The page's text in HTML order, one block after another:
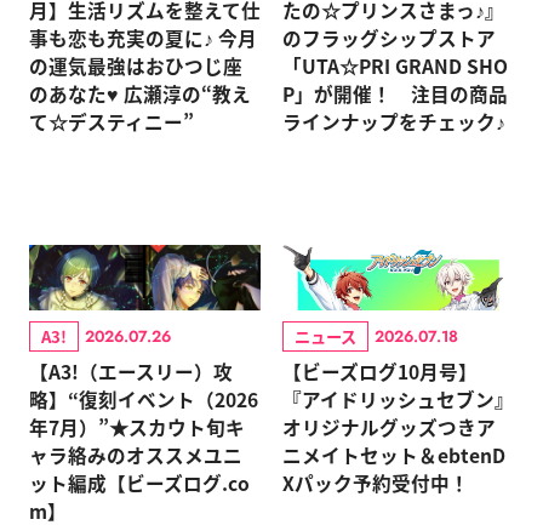
月】生活リズムを整えて仕
事も恋も充実の夏に♪ 今月
の運気最強はおひつじ座
のあなた♥ 広瀬淳の“教え
て☆デスティニー”
たの☆プリンスさまっ♪』
のフラッグシップストア
「UTA☆PRI GRAND SHO
P」が開催！ 注目の商品
ラインナップをチェック♪
A3! 2026.07.26
【A3!（エースリー）攻
略】“復刻イベント（2026
年7月）”★スカウト旬キ
ャラ絡みのオススメユニ
ット編成【ビーズログ.co
m】
ニュース 2026.07.18
【ビーズログ10月号】
『アイドリッシュセブン』
オリジナルグッズつきア
ニメイトセット＆ebtenD
Xパック予約受付中！